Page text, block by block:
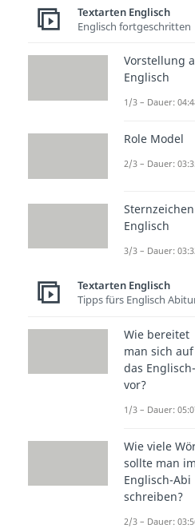
von
Macbeth
jedoch
den
Cawdor
soll
Akt 1 —
Auf einer
Hexen
sprechen
bevor
einer
Textarten Englisch
Englisch fortgeschritten
Vorstellung
Englisch
1/3 – Dauer:
Role Model
2/3 – Dauer:
Sternzeichen
Englisch
3/3 – Dauer:
Textarten Englisch
Tipps fürs Englisch
Wie bereitet
man sich auf
das
vor?
1/3 – Dauer:
Wie viele
sollte man im
Englisch-Abi
schreiben?
2/3 – Dauer: